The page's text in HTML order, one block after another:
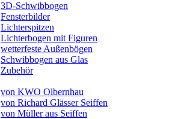
3D-Schwibbogen
Fensterbilder
Lichterspitzen
Lichterbogen mit Figuren
wetterfeste Außenbögen
Schwibbogen aus Glas
Zubehör
von KWO Olbernhau
von Richard Glässer Seiffen
von Müller aus Seiffen